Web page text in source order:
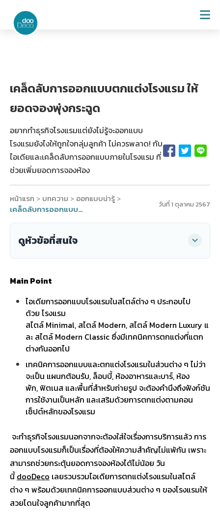
เคล็ดลับการออกแบบตกแต่งโรงแรม ให้
ยอดจองพุ่งกระฉูด
อยากทำธุรกิจโรงแรมแต่ยังไม่รู้จะออกแบบ
โรงแรมยังไงให้ถูกใจกลุ่มลูกค้า ไม่ควรพลาด! กับ
ไอเดียและเคล็ดลับการออกแบบภายในโรงแรม ที่
ช่วยเพิ่มยอดการจองห้อง
หน้าแรก > บทความ > ออกแบบน่ารู้ >
เคล็ดลับการออกแบบตกแต่งโรงแรม ให้ยอดจองพุ่งกระฉูด วันที่ 1 ตุลาคม 2567
ดูหัวข้อที่สนใจ
Main Point
ไอเดียการออกแบบโรงแรมในสไตล์ต่าง ๆ ประกอบไป
ด้วย โรงแรม
สไตล์ Minimal, สไตล์ Modern, สไตล์ Modern Luxury แ
ละ สไตล์ Modern Classic ซึ่งมีเทคนิคการตกแต่งที่แตก
ต่างกันออกไป
เทคนิคการออกแบบและตกแต่งโรงแรมในส่วนต่าง ๆ ไม่ว่า
จะเป็น แผนกต้อนรับ, ล็อบบี้, ห้องอาหารและบาร์, ห้อง
พัก, ฟิตเนส และพื้นที่สำหรับถ่ายรูป จะต้องคำนึงถึงฟังก์ชัน
การใช้งานเป็นหลัก และเสริมด้วยการตกแต่งตามคอน
เซ็ปต์หลักของโรงแรม
จะทำธุรกิจโรงแรมนอกจากจะต้องใส่ใจเรื่องการบริการแล้ว การ
ออกแบบโรงแรมก็เป็นเรื่องที่ต้องให้ความสำคัญไม่แพ้กัน เพราะ
สามารถช่วยกระตุ้นยอดการจองห้องได้ไม่น้อย วัน
นี้dooDeco เลยรวบรวมไอเดียการตกแต่งโรงแรมในสไตล์
ต่าง ๆ พร้อมด้วยเทคนิคการออกแบบส่วนต่าง ๆ ของโรงแรมให้
สวยโดนใจลูกค้ามากที่สุด